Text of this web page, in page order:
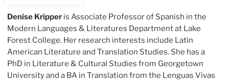
Denise Kripper is Associate Professor of Spanish in the
Modern Languages & Literatures Department at Lake
Forest College. Her research interests include Latin
American Literature and Translation Studies. She has a
PhD in Literature & Cultural Studies from Georgetown
University and a BA in Translation from the Lenguas Vivas